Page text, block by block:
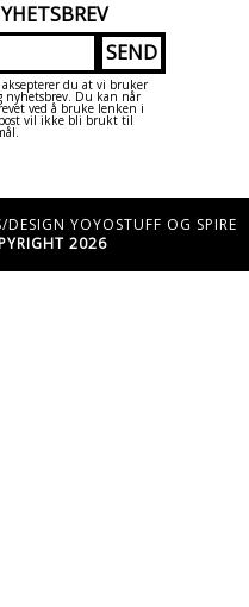
aksepterer du at vi bruker
nyhetsbrev. Du kan når
ved å bruke lenken i
vil ikke bli brukt til
YOYOSTUFF OG SPIRE
2026